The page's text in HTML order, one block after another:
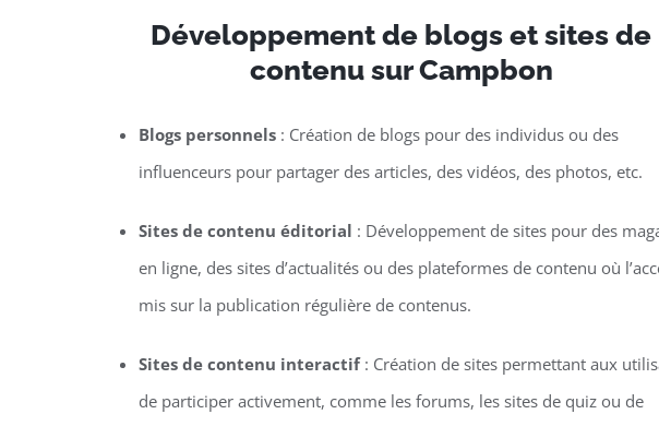
Développement de blogs et sites de
contenu sur Campbon
Blogs personnels: Création de blogs pour des individus ou des
influenceurs pour partager des articles, des vidéos, des photos, etc.
Sites de contenu éditorial : Développement de sites pour des
en ligne, des sites d’actualités ou des plateformes de contenu où
mis sur la publication régulière de contenus.
Sites de contenu interactif: Création de sites permettant aux
de participer activement, comme les forums, les sites de quiz ou de